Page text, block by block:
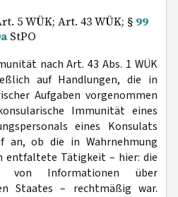
5 WÜK; Art. 43 WÜK; § 99
StPO
nach Art. 43 Abs. 1 WÜK
auf Handlungen, die in
Aufgaben vorgenommen
Immunität eines
eines Konsulats
an, ob die in Wahrnehmung
entfaltete Tätigkeit – hier: die
von Informationen über
Staates – rechtmäßig war.